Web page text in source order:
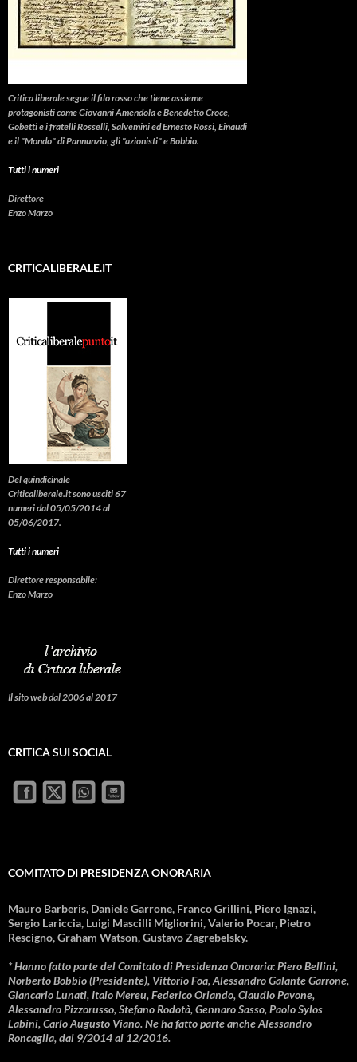
Critica liberalesegue il filo rosso che tiene assieme
protagonisti come Giovanni Amendola e Benedetto Croce,
Gobetti e i fratelli Rosselli, Salvemini ed Ernesto Rossi, Einaudi
e il "Mondo" di Pannunzio, gli "azionisti" e Bobbio.
Tutti i numeri
Direttore
Enzo Marzo
CRITICALIBERALE.IT
Del quindicinale
Criticaliberale.it sono usciti 67
numeri dal 05/05/2014 al
05/06/2017.
Tutti i numeri
Direttore responsabile:
Enzo Marzo
Il sito web dal 2006 al 2017
CRITICA SUI SOCIAL
COMITATO DI PRESIDENZA ONORARIA
Mauro Barberis, Daniele Garrone, Franco Grillini, Piero Ignazi,
Sergio Lariccia, Luigi Mascilli Migliorini, Valerio Pocar, Pietro
Rescigno, Graham Watson, Gustavo Zagrebelsky.
* Hanno fatto parte del Comitato di Presidenza Onoraria: Piero Bellini,
Norberto Bobbio (Presidente), Vittorio Foa, Alessandro Galante Garrone,
Giancarlo Lunati, Italo Mereu, Federico Orlando, Claudio Pavone,
Alessandro Pizzorusso, Stefano Rodotà, Gennaro Sasso, Paolo Sylos
Labini, Carlo Augusto Viano. Ne ha fatto parte anche Alessandro
Roncaglia, dal 9/2014 al 12/2016.